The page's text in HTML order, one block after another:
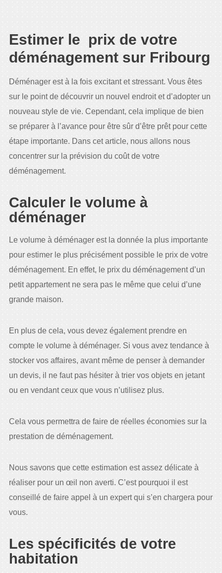
Estimer le prix de votre
déménagement sur Fribourg
Déménager est à la fois excitant et stressant. Vous êtes
sur le point de découvrir un nouvel endroit et d’adopter un
nouveau style de vie. Cependant, cela implique de bien
se préparer à l’avance pour être sûr d’être prêt pour cette
étape importante. Dans cet article, nous allons nous
concentrer sur la prévision du coût de votre
déménagement.
Calculer le volume à
déménager
Le volume à déménager est la donnée la plus importante
pour estimer le plus précisément possible le prix de votre
déménagement. En effet, le prix du déménagement d’un
petit appartement ne sera pas le même que celui d’une
grande maison.
En plus de cela, vous devez également prendre en
compte le volume à déménager. Si vous avez tendance à
stocker vos affaires, avant même de penser à demander
un devis, il ne faut pas hésiter à trier vos objets en jetant
ou en vendant ceux que vous n’utilisez plus.
Cela vous permettra de faire de réelles économies sur la
prestation de déménagement.
Nous savons que cette estimation est assez délicate à
réaliser pour un œil non averti. C’est pourquoi il est
conseillé de faire appel à un expert qui s’en chargera pour
vous.
Les spécificités de votre
habitation